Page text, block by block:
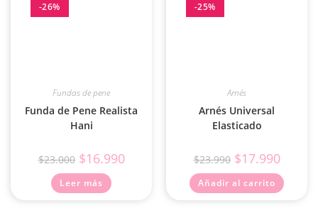
-26%
Fundas de pene
Funda de Pene Realista
Hani
$23.000 $16.990
Leer más
-25%
Arnés
Arnés Universal
Elasticado
$23.990 $17.990
Añadir al carrito